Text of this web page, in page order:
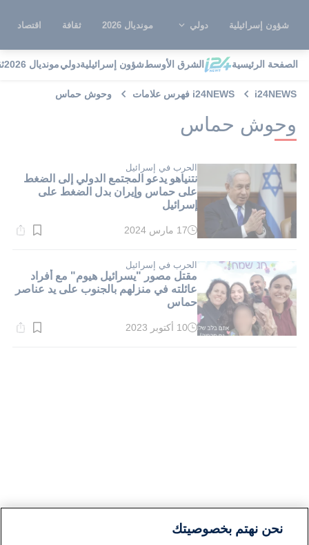
شؤون إسرائيلية دولي مونديال 2026 ثقافة اقتصاد
الصفحة الرئيسية الشرق الأوسطشؤون إسرائيليةدوليمونديال 2026
i24NEWS i24NEWS فهرس علامات وحوش حماس
وحوش حماس
الحرب في إسرائيل
نتنياهو يدعو المجتمع الدولي إلى الضغط
على حماس وإيران بدل الضغط على
إسرائيل
وقت
دقيقة.
17 مارس 2024
الحرب في إسرائيل
مقتل مصور "يسرائيل هيوم" مع أفراد
عائلته في منزلهم بالجنوب على يد عناصر
حماس
وقت
10 أكتوبر 2023
نحن نهتم بخصوصيتك